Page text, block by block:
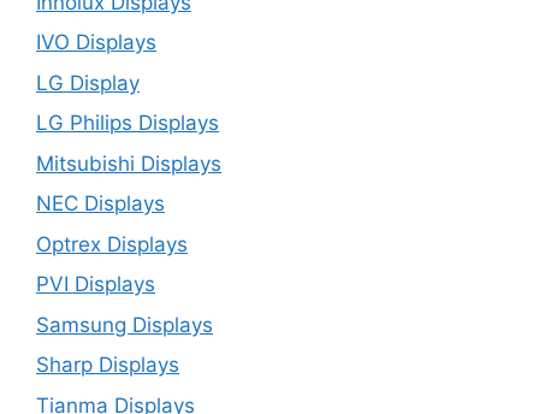
IVO Displays
LG Display
LG Philips Displays
Mitsubishi Displays
NEC Displays
Optrex Displays
PVI Displays
Samsung Displays
Sharp Displays
Tianma Displays